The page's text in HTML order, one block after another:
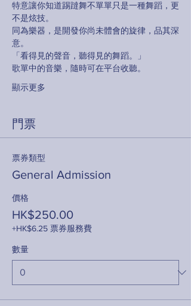
特意讓你知道踢躂舞不單單只是一種舞蹈，更
不是炫技。
同為樂器，是開發你尚未體會的旋律，品其深
意。
「看得見的聲音，聽得見的舞蹈。」
歌單中的音樂，隨時可在平台收聽。
顯示更多
門票
票券類型
General Admission
價格
HK$250.00
+HK$6.25 票券服務費
數量